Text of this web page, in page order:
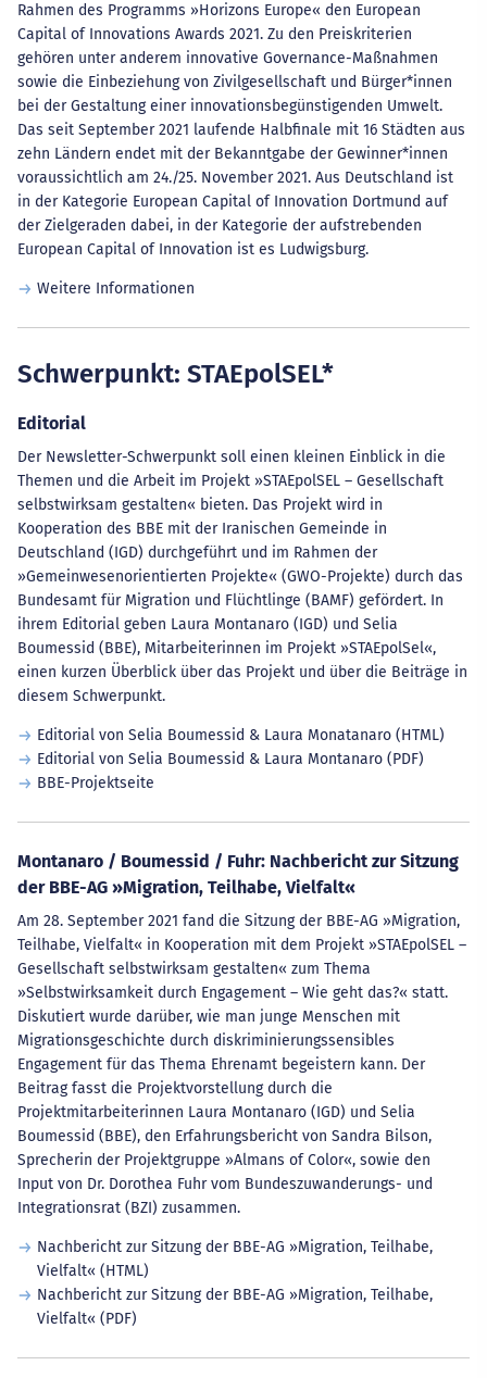
Rahmen des Programms »Horizons Europe« den European
Capital of Innovations Awards 2021. Zu den Preiskriterien
gehören unter anderem innovative Governance-Maßnahmen
sowie die Einbeziehung von Zivilgesellschaft und Bürger*innen
bei der Gestaltung einer innovationsbegünstigenden Umwelt.
Das seit September 2021 laufende Halbfinale mit 16 Städten aus
zehn Ländern endet mit der Bekanntgabe der Gewinner*innen
voraussichtlich am 24./25. November 2021. Aus Deutschland ist
in der Kategorie European Capital of Innovation Dortmund auf
der Zielgeraden dabei, in der Kategorie der aufstrebenden
European Capital of Innovation ist es Ludwigsburg.
Weitere Informationen
Schwerpunkt: STAEpolSEL*
Editorial
Der Newsletter-Schwerpunkt soll einen kleinen Einblick in die
Themen und die Arbeit im Projekt »STAEpolSEL – Gesellschaft
selbstwirksam gestalten« bieten. Das Projekt wird in
Kooperation des BBE mit der Iranischen Gemeinde in
Deutschland (IGD) durchgeführt und im Rahmen der
»Gemeinwesenorientierten Projekte« (GWO-Projekte) durch das
Bundesamt für Migration und Flüchtlinge (BAMF) gefördert. In
ihrem Editorial geben Laura Montanaro (IGD) und Selia
Boumessid (BBE), Mitarbeiterinnen im Projekt »STAEpolSel«,
einen kurzen Überblick über das Projekt und über die Beiträge in
diesem Schwerpunkt.
Editorial von Selia Boumessid & Laura Monatanaro (HTML)
Editorial von Selia Boumessid & Laura Montanaro (PDF)
BBE-Projektseite
Montanaro / Boumessid / Fuhr: Nachbericht zur Sitzung
der BBE-AG »Migration, Teilhabe, Vielfalt«
Am 28. September 2021 fand die Sitzung der BBE-AG »Migration,
Teilhabe, Vielfalt« in Kooperation mit dem Projekt »STAEpolSEL –
Gesellschaft selbstwirksam gestalten« zum Thema
»Selbstwirksamkeit durch Engagement – Wie geht das?« statt.
Diskutiert wurde darüber, wie man junge Menschen mit
Migrationsgeschichte durch diskriminierungssensibles
Engagement für das Thema Ehrenamt begeistern kann. Der
Beitrag fasst die Projektvorstellung durch die
Projektmitarbeiterinnen Laura Montanaro (IGD) und Selia
Boumessid (BBE), den Erfahrungsbericht von Sandra Bilson,
Sprecherin der Projektgruppe »Almans of Color«, sowie den
Input von Dr. Dorothea Fuhr vom Bundeszuwanderungs- und
Integrationsrat (BZI) zusammen.
Nachbericht zur Sitzung der BBE-AG »Migration, Teilhabe,
Vielfalt« (HTML)
Nachbericht zur Sitzung der BBE-AG »Migration, Teilhabe,
Vielfalt« (PDF)